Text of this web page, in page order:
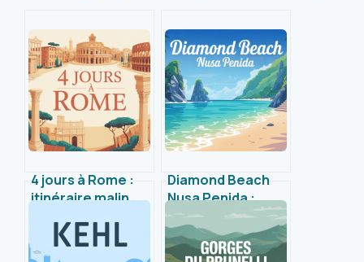
4 jours à Rome :
itinéraire malin
pleinement de la
ville éternelle
Diamond Beach
Nusa Penida :
guide pour
explorer ce joyau
naturel